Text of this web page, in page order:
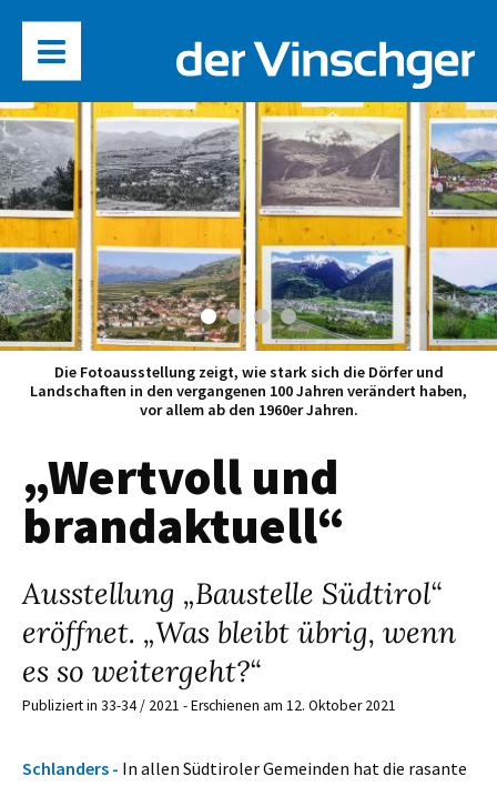
Die Fotoausstellung zeigt, wie stark sich die Dörfer und
Landschaften in den vergangenen 100 Jahren verändert haben,
vor allem ab den 1960er Jahren.
„Wertvoll und
brandaktuell“
Ausstellung „Baustelle Südtirol“
eröffnet. „Was bleibt übrig, wenn
es so weitergeht?“
Publiziert in 33-34 / 2021 - Erschienen am 12. Oktober 2021
Schlanders - In allen Südtiroler Gemeinden hat die rasante